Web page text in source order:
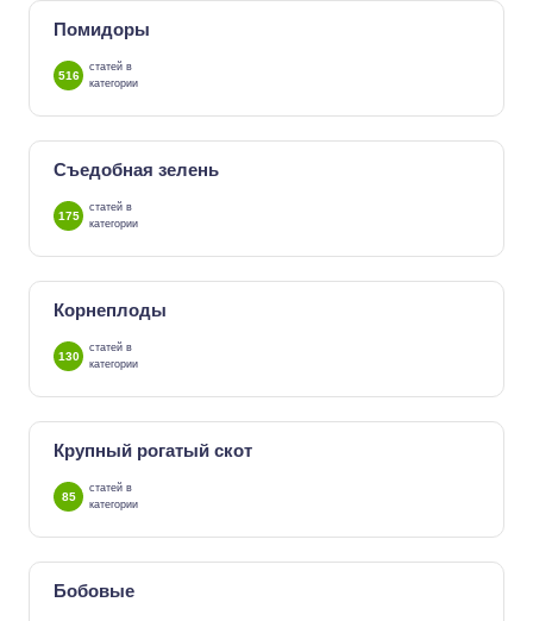
Помидоры
516
статей в
категории
Съедобная зелень
175
статей в
категории
Корнеплоды
130
статей в
категории
Крупный рогатый скот
85
статей в
категории
Бобовые